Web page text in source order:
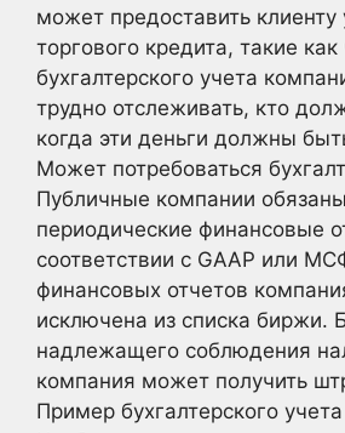
может предоставить клиенту
торгового кредита, такие
бухгалтерского учета
трудно отслеживать, кто
когда эти деньги должны
Может потребоваться
Публичные компании
периодические финансовые
соответствии с GAAP или
финансовых отчетов
исключена из списка биржи.
надлежащего соблюдения
компания может получить
Пример бухгалтерского учета